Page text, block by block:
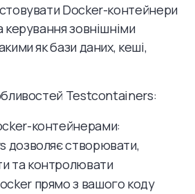
Docker-контейнери
керування зовнішніми
як бази даних, кеші,
Testcontainers:
контейнерами:
дозволяє створювати,
та контролювати
прямо з вашого коду